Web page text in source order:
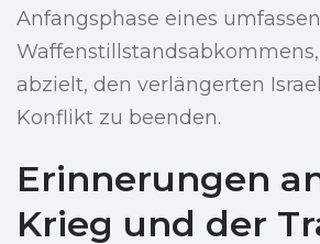
Anfangsphase eines
abzielt, den verlängerten
Konflikt zu beenden.
Erinnerungen
Krieg und der